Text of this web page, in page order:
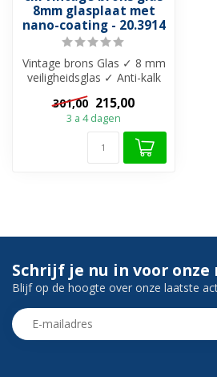
8mm glasplaat met
nano-coating - 20.3914
Vintage brons Glas ✓ 8 mm
veiligheidsglas ✓ Anti-kalk
behandeling ✓ Zonder
muur...
301,00 215,00
3 a 4 dagen
Schrijf je nu in voor
Blijf op de hoogte over onze laatste